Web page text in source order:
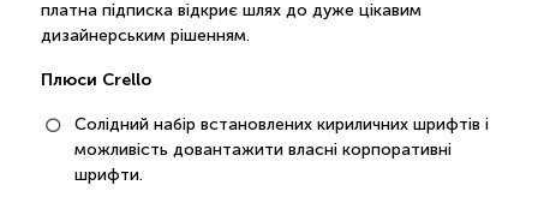
платна підписка відкриє шлях до дуже цікавим
дизайнерським рішенням.
Плюси Crello
Солідний набір встановлених кириличних шрифтів і
можливість довантажити власні корпоративні
шрифти.